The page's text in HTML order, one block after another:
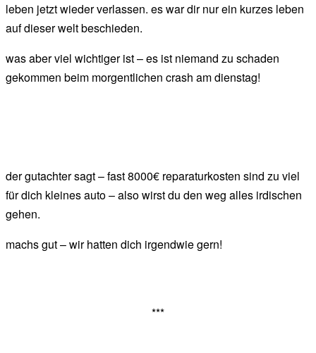
leben jetzt wieder verlassen. es war dir nur ein kurzes leben
auf dieser welt beschieden.
was aber viel wichtiger ist – es ist niemand zu schaden
gekommen beim morgentlichen crash am dienstag!
der gutachter sagt – fast 8000€ reparaturkosten sind zu viel
für dich kleines auto – also wirst du den weg alles irdischen
gehen.
machs gut – wir hatten dich irgendwie gern!
***